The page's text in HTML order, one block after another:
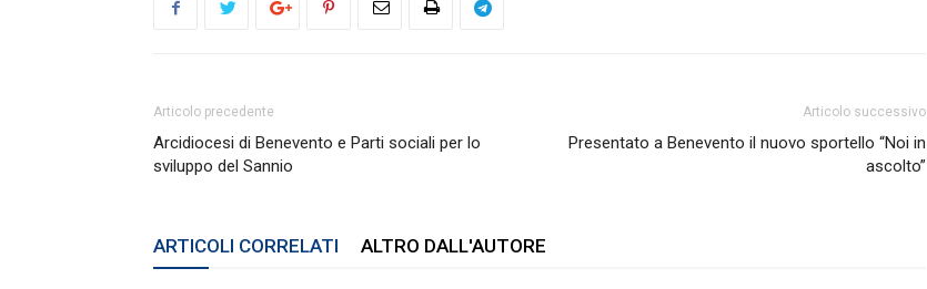
Articolo precedente
Arcidiocesi di Benevento e Parti sociali per lo
sviluppo del Sannio
Articolo successivo
Presentato a Benevento il nuovo sportello “Noi in
ascolto”
ARTICOLI CORRELATI ALTRO DALL'AUTORE